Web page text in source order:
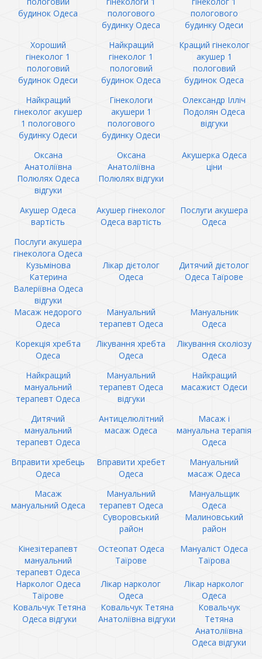
будинок Одеса
пологового
будинку Одеса
пологового
будинку Одеси
Хороший
гінеколог 1
пологовий
будинок Одеси
Найкращий
гінеколог 1
пологовий
будинок Одеса
Кращий гінеколог
акушер 1
пологовий
будинок Одеса
Найкращий
гінеколог акушер
1 пологового
будинку Одеси
Гінекологи
акушери 1
пологового
будинку Одеси
Олександр Ілліч
Подолян Одеса
відгуки
Оксана
Анатоліївна
Полюлях Одеса
відгуки
Оксана
Анатоліївна
Полюлях відгуки
Акушерка Одеса
ціни
Акушер Одеса
вартість
Акушер гінеколог
Одеса вартість
Послуги акушера
Одеса
Послуги акушера
гінеколога Одеса
Кузьмінова
Катерина
Валеріївна Одеса
відгуки
Лікар дієтолог
Одеса
Дитячий дієтолог
Одеса Таїрове
Масаж недорого
Одеса
Мануальний
терапевт Одеса
Мануальник
Одеса
Корекція хребта
Одеса
Лікування хребта
Одеса
Лікування сколіозу
Одеса
Найкращий
мануальний
терапевт Одеса
Мануальний
терапевт Одеса
відгуки
Найкращий
масажист Одеси
Дитячий
мануальний
терапевт Одеса
Антицелюлітний
масаж Одеса
Масаж і
мануальна терапія
Одеса
Вправити хребець
Одеса
Вправити хребет
Одеса
Мануальний
масаж Одеса
Масаж
мануальний Одеса
Мануальний
терапевт Одеса
Суворовський
район
Мануальщик
Одеса
Малиновський
район
Кінезітерапевт
мануальний
терапевт Одеса
Остеопат Одеса
Таїрове
Мануаліст Одеса
Таїрова
Нарколог Одеса
Таїрове
Лікар нарколог
Одеса
Лікар нарколог
Одеса
Ковальчук Тетяна
Одеса відгуки
Ковальчук Тетяна
Анатоліївна відгуки
Ковальчук
Тетяна
Анатоліївна
Одеса відгуки